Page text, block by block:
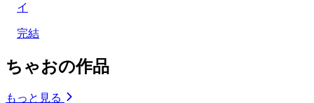
イ
完結
ちゃおの作品
もっと見る